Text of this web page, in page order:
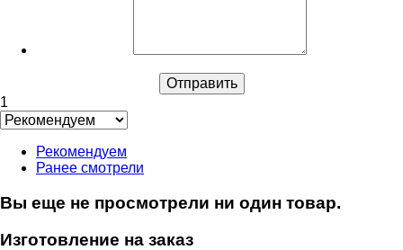
1
Рекомендуем
Ранее смотрели
Вы еще не просмотрели ни один товар.
Изготовление на заказ